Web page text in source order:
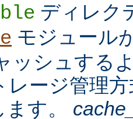
ディレク
モジュール
ッシュする
レージ管理
す。